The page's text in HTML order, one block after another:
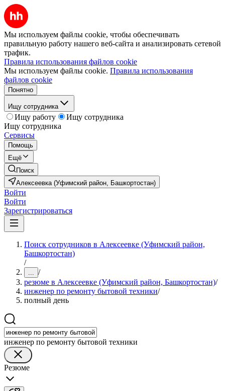
Мы используем файлы cookie, чтобы обеспечивать
правильную работу нашего веб-сайта и анализировать сетевой
трафик.
Правила использования файлов cookie
Мы используем файлы cookie. Правила использования
файлов cookie
Понятно
Ищу сотрудника
Ищу работу
Ищу сотрудника
Ищу сотрудника
Сервисы
Помощь
Ещё
Поиск
Алексеевка (Уфимский район, Башкортостан)
Войти
Войти
Зарегистрироваться
Поиск сотрудников в Алексеевке (Уфимский район,
Башкортостан)
/
... /
резюме в Алексеевке (Уфимский район, Башкортостан)/
инженер по ремонту бытовой техники/
полный день
инженер по ремонту бытовой техники
Резюме